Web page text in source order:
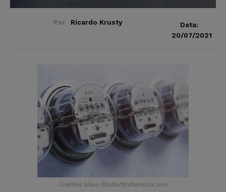
Por Ricardo Krusty
Data:
20/07/2021
Créditos: Maxx-Studio/Shutterstock.com